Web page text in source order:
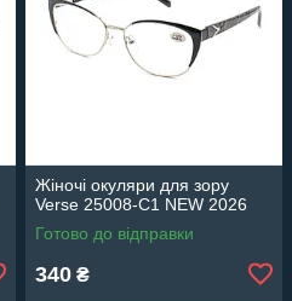
Жіночі окуляри для зору
Verse 25008-C1 NEW 2026
Готово до відправки
340 ₴